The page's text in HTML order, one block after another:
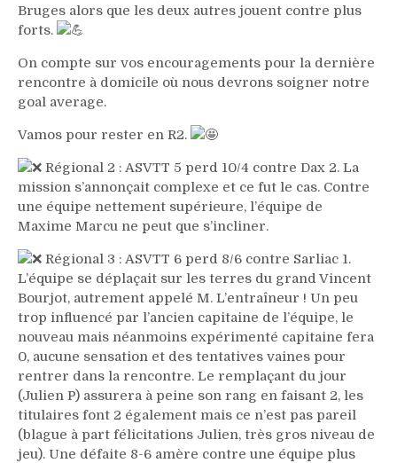
Bruges alors que les deux autres jouent contre plus
forts.
On compte sur vos encouragements pour la dernière
rencontre à domicile où nous devrons soigner notre
goal average.
Vamos pour rester en R2.
Régional 2 : ASVTT 5 perd 10/4 contre Dax 2. La
mission s’annonçait complexe et ce fut le cas. Contre
une équipe nettement supérieure, l’équipe de
Maxime Marcu ne peut que s’incliner.
Régional 3 : ASVTT 6 perd 8/6 contre Sarliac 1.
L’équipe se déplaçait sur les terres du grand Vincent
Bourjot, autrement appelé M. L’entraîneur ! Un peu
trop influencé par l’ancien capitaine de l’équipe, le
nouveau mais néanmoins expérimenté capitaine fera
0, aucune sensation et des tentatives vaines pour
rentrer dans la rencontre. Le remplaçant du jour
(Julien P) assurera à peine son rang en faisant 2, les
titulaires font 2 également mais ce n’est pas pareil
(blague à part félicitations Julien, très gros niveau de
jeu). Une défaite 8-6 amère contre une équipe plus